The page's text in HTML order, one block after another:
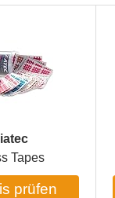
Tapes
prüfen